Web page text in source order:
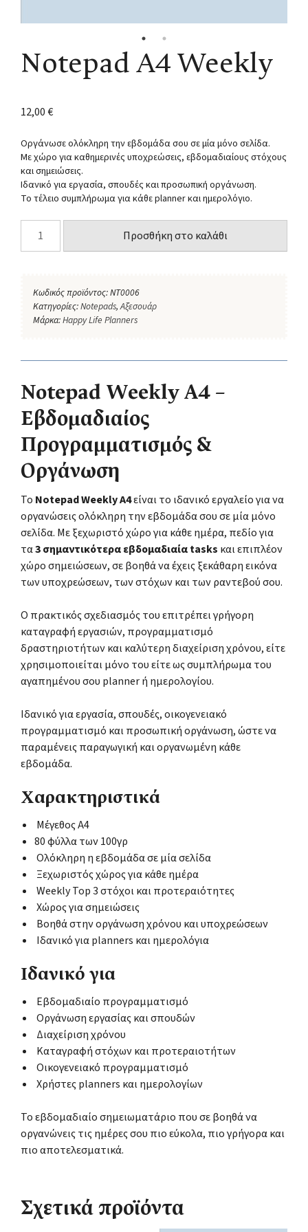
Νotepad Α4 Weekly
12,00€
Οργάνωσε ολόκληρη την εβδομάδα σου σε μία μόνο σελίδα.
Με χώρο για καθημερινές υποχρεώσεις, εβδομαδιαίους στόχους
και σημειώσεις.
Ιδανικό για εργασία, σπουδές και προσωπική οργάνωση.
Το τέλειο συμπλήρωμα για κάθε planner και ημερολόγιο.
Προσθήκη στο καλάθι
Κωδικός προϊόντος:NT0006
Κατηγορίες:Notepads,Αξεσουάρ
Μάρκα:Happy Life Planners
Notepad Weekly A4 –
Εβδομαδιαίος
Προγραμματισμός &
Οργάνωση
Το Notepad Weekly A4είναι το ιδανικό εργαλείο για να
οργανώσεις ολόκληρη την εβδομάδα σου σε μία μόνο
σελίδα. Με ξεχωριστό χώρο για κάθε ημέρα, πεδίο για
τα3 σημαντικότερα εβδομαδιαία tasks και επιπλέον
χώρο σημειώσεων, σε βοηθά να έχεις ξεκάθαρη εικόνα
των υποχρεώσεων, των στόχων και των ραντεβού σου.
Ο πρακτικός σχεδιασμός του επιτρέπει γρήγορη
καταγραφή εργασιών, προγραμματισμό
δραστηριοτήτων και καλύτερη διαχείριση χρόνου, είτε
χρησιμοποιείται μόνο του είτε ως συμπλήρωμα του
αγαπημένου σου planner ή ημερολογίου.
Ιδανικό για εργασία, σπουδές, οικογενειακό
προγραμματισμό και προσωπική οργάνωση, ώστε να
παραμένεις παραγωγική και οργανωμένη κάθε
εβδομάδα.
Χαρακτηριστικά
Μέγεθος A4
80 φύλλα των 100γρ
Ολόκληρη η εβδομάδα σε μία σελίδα
Ξεχωριστός χώρος για κάθε ημέρα
Weekly Top 3 στόχοι και προτεραιότητες
Χώρος για σημειώσεις
Βοηθά στην οργάνωση χρόνου και υποχρεώσεων
Ιδανικό για planners και ημερολόγια
Ιδανικό για
Εβδομαδιαίο προγραμματισμό
Οργάνωση εργασίας και σπουδών
Διαχείριση χρόνου
Καταγραφή στόχων και προτεραιοτήτων
Οικογενειακό προγραμματισμό
Χρήστες planners και ημερολογίων
Το εβδομαδιαίο σημειωματάριο που σε βοηθά να
οργανώνεις τις ημέρες σου πιο εύκολα, πιο γρήγορα και
πιο αποτελεσματικά.
Σχετικά προϊόντα